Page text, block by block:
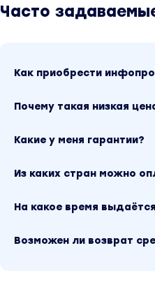
Часто
Как приобрести
Почему такая низкая
Какие у меня гарантии?
Из каких стран можно
На какое время
Возможен ли возврат